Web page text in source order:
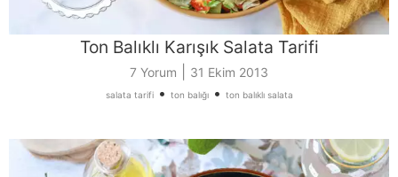
Ton Balıklı Karışık Salata Tarifi
7 Yorum 31 Ekim 2013
salata tarifi• ton balığı• ton balıklı salata